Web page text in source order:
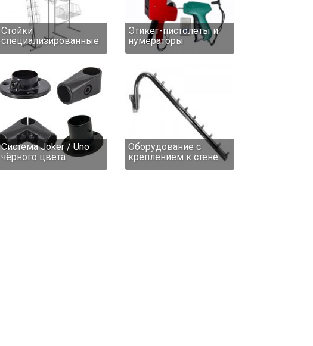
Стойки
специализированные
Этикет-пистолеты и
нумераторы
Система Joker / Uno
чёрного цвета
Оборудование с
креплением к стене